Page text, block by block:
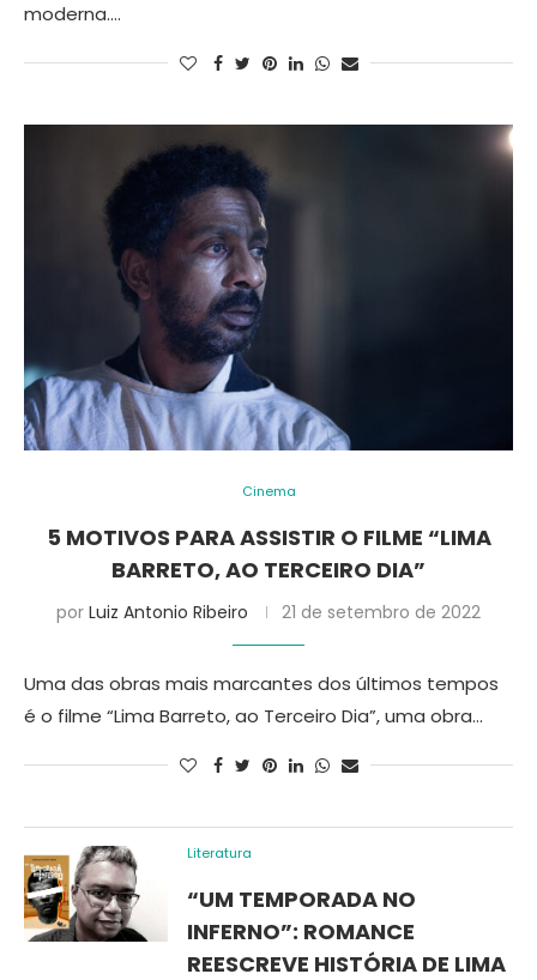
moderna.…
Cinema
5 MOTIVOS PARA ASSISTIR O FILME “LIMA
BARRETO, AO TERCEIRO DIA”
por Luiz Antonio Ribeiro 21 de setembro de 2022
Uma das obras mais marcantes dos últimos tempos
é o filme “Lima Barreto, ao Terceiro Dia”, uma obra…
Literatura
“UM TEMPORADA NO
INFERNO”: ROMANCE
REESCREVE HISTÓRIA DE LIMA